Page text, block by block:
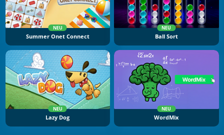
NEU
Summer Onet Connect
NEU
Ball Sort
NEU
Lazy Dog
NEU
WordMix